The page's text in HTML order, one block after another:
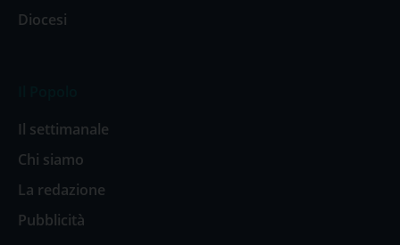
Diocesi
Il settimanale
Chi siamo
La redazione
Pubblicità